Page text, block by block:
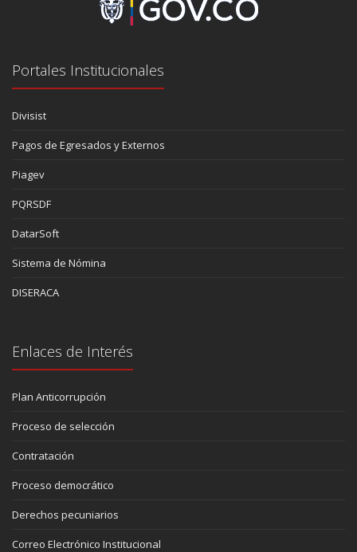
Portales Institucionales
Divisist
Pagos de Egresados y Externos
Piagev
PQRSDF
DatarSoft
Sistema de Nómina
DISERACA
Enlaces de Interés
Plan Anticorrupción
Proceso de selección
Contratación
Proceso democrático
Derechos pecuniarios
Correo Electrónico Institucional